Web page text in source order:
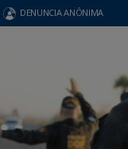
DENUNCIA ANÔNIMA